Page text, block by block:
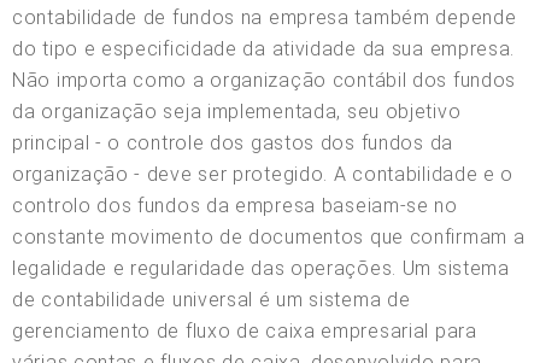
contabilidade de fundos na empresa também depende
do tipo e especificidade da atividade da sua empresa.
Não importa como a organização contábil dos fundos
da organização seja implementada, seu objetivo
principal - o controle dos gastos dos fundos da
organização - deve ser protegido. A contabilidade e o
controlo dos fundos da empresa baseiam-se no
constante movimento de documentos que confirmam a
legalidade e regularidade das operações. Um sistema
de contabilidade universal é um sistema de
gerenciamento de fluxo de caixa empresarial para